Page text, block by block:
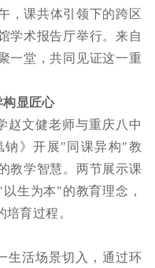
，课共体引领下的跨区
学术报告厅举行。来自
一堂，共同见证这一重
构显匠心
赵文健老师与重庆八中
钠》开展"同课异构"教
教学智慧。两节展示课
生为本"的教育理念，
育过程。
生活场景切入，通过环